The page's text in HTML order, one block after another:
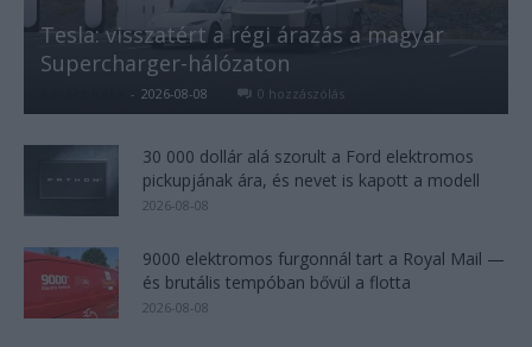
Tesla: visszatért a régi árazás a magyar
Supercharger-hálózaton
- 2026-08-08 0 hozzászólás
30 000 dollár alá szorult a Ford elektromos
pickupjának ára, és nevet is kapott a modell
2026-08-08
9000 elektromos furgonnál tart a Royal Mail —
és brutális tempóban bővül a flotta
2026-08-08